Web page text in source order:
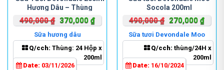
Hương Dâu – Thùng
490,000₫ Giá
gốc
là:
490,000 ₫.
370,000 ₫Giá
tại
là:
370,000 ₫.
Sữa hương dâu
Q/cch:Thùng: 24 Hộp x
200ml
Date: 03/11/2026
Socola 200ml
490,000₫ Giá
gốc
là:
490,000 ₫.
270,000 ₫Giá
tại
là:
Sữa tươi Devondale Moo
Socola
Q/cch:thùng/24H x
200ml
Date: 16/10/2024